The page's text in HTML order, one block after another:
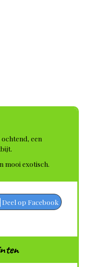
een
mooi exotisch.
Deel op Facebook